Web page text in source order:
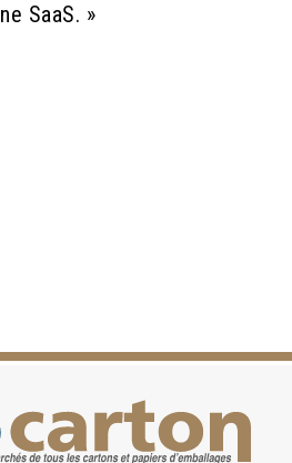
SaaS. »